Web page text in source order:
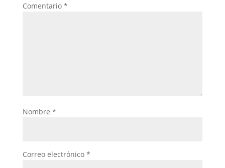
Comentario *
Nombre *
Correo electrónico *